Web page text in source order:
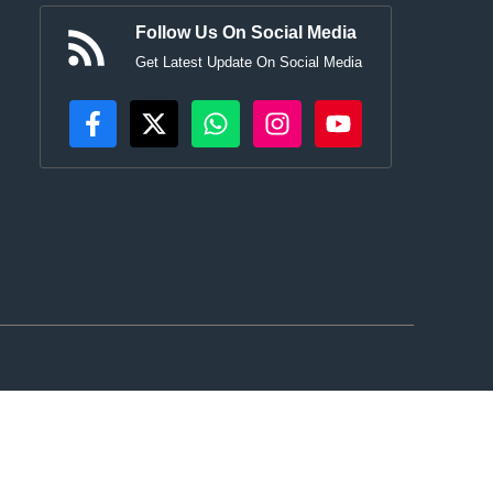
Follow Us On Social Media
Get Latest Update On Social Media